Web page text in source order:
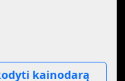
kainodarą